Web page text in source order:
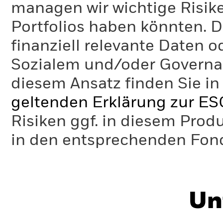
managen wir wichtige
Portfolios haben könnten.
finanziell relevante Daten
Sozialem und/oder
diesem Ansatz finden Sie
geltenden Erklärung zur
Risiken ggf. in diesem
in den entsprechenden